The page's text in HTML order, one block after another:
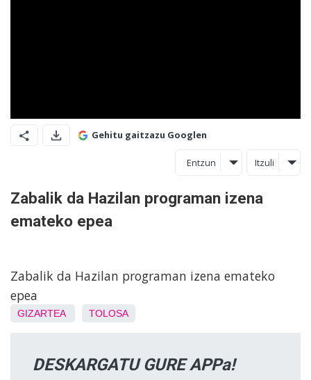
Gehitu gaitzazu Googlen
Entzun Itzuli
Zabalik da Hazilan programan izena
emateko epea
Zabalik da Hazilan programan izena emateko
epea
GIZARTEA TOLOSA
DESKARGATU GURE APPa!